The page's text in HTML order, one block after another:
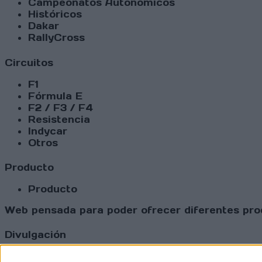
Campeonatos Autonómicos
Históricos
Dakar
RallyCross
Circuitos
F1
Fórmula E
F2 / F3 / F4
Resistencia
Indycar
Otros
Producto
Producto
Web pensada para poder ofrecer diferentes
Divulgación